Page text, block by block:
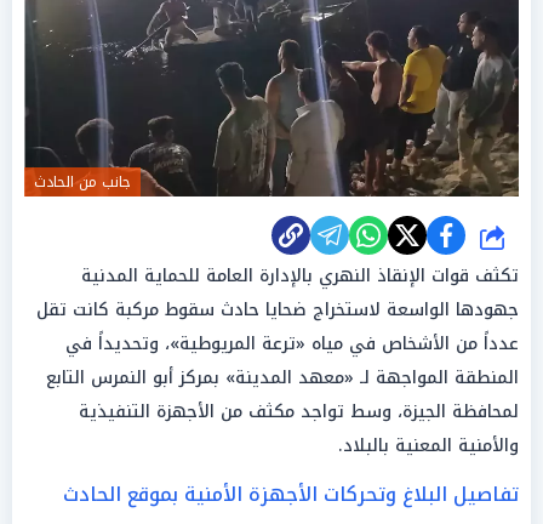
جانب من الحادث
شارك
تكثف قوات الإنقاذ النهري بالإدارة العامة للحماية المدنية
جهودها الواسعة لاستخراج ضحايا حادث سقوط مركبة كانت تقل
عدداً من الأشخاص في مياه «ترعة المريوطية»، وتحديداً في
المنطقة المواجهة لـ «معهد المدينة» بمركز أبو النمرس التابع
لمحافظة الجيزة، وسط تواجد مكثف من الأجهزة التنفيذية
والأمنية المعنية بالبلاد.
تفاصيل البلاغ وتحركات الأجهزة الأمنية بموقع الحادث